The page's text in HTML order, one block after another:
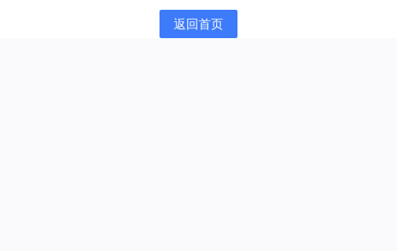
返回首页